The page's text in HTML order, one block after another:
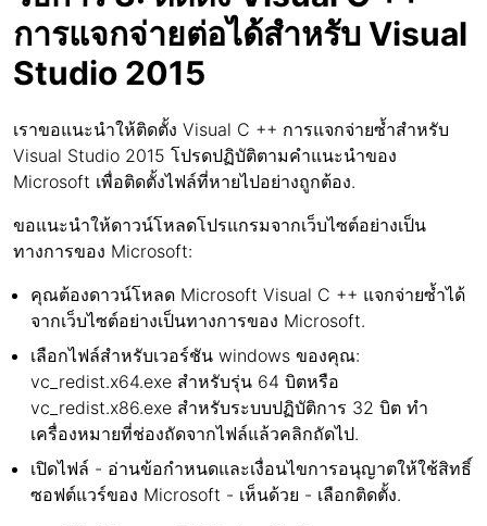
การแจกจ่ายต่อได้สำหรับ Visual
Studio 2015
เราขอแนะนำให้ติดตั้ง Visual C ++ การแจกจ่ายซ้ำสำหรับ
Visual Studio 2015 โปรดปฏิบัติตามคำแนะนำของ
Microsoft เพื่อติดตั้งไฟล์ที่หายไปอย่างถูกต้อง.
ขอแนะนำให้ดาวน์โหลดโปรแกรมจากเว็บไซต์อย่างเป็น
ทางการของ Microsoft:
คุณต้องดาวน์โหลด Microsoft Visual C ++ แจกจ่ายซ้ำได้
จากเว็บไซต์อย่างเป็นทางการของ Microsoft.
เลือกไฟล์สำหรับเวอร์ชัน windows ของคุณ:
vc_redist.x64.exe สำหรับรุ่น 64 บิตหรือ
vc_redist.x86.exe สำหรับระบบปฏิบัติการ 32 บิต ทำ
เครื่องหมายที่ช่องถัดจากไฟล์แล้วคลิกถัดไป.
เปิดไฟล์ - อ่านข้อกำหนดและเงื่อนไขการอนุญาตให้ใช้สิทธิ์
ซอฟต์แวร์ของ Microsoft - เห็นด้วย - เลือกติดตั้ง.